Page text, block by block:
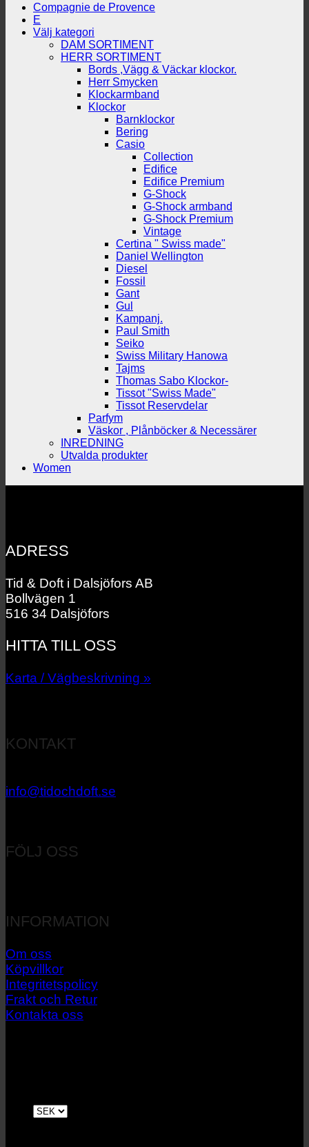
Compagnie de Provence
E
Välj kategori
DAM SORTIMENT
HERR SORTIMENT
Bords ,Vägg & Väckar klockor.
Herr Smycken
Klockarmband
Klockor
Barnklockor
Bering
Casio
Collection
Edifice
Edifice Premium
G-Shock
G-Shock armband
G-Shock Premium
Vintage
Certina " Swiss made"
Daniel Wellington
Diesel
Fossil
Gant
Gul
Kampanj.
Paul Smith
Seiko
Swiss Military Hanowa
Tajms
Thomas Sabo Klockor-
Tissot "Swiss Made"
Tissot Reservdelar
Parfym
Väskor , Plånböcker & Necessärer
INREDNING
Utvalda produkter
Women
ADRESS
Tid & Doft i Dalsjöfors AB
Bollvägen 1
516 34 Dalsjöfors
HITTA TILL OSS
Karta / Vägbeskrivning »
KONTAKT
info@tidochdoft.se
FÖLJ OSS
INFORMATION
Om oss
Köpvillkor
Integritetspolicy
Frakt och Retur
Kontakta oss